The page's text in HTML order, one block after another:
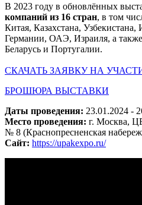
В 2023 году в обновлённых
компаний из 16 стран, в том
Китая, Казахстана,
Германии, ОАЭ, Израиля, а
Беларусь и Португалии.
СКАЧАТЬ ЗАЯВКУ НА
БРОШЮРА ВЫСТАВКИ
Даты проведения: 23.01.2024 -
Место проведения: г. Москва,
№ 8 (Краснопресненская
Сайт: https://upakexpo.ru/